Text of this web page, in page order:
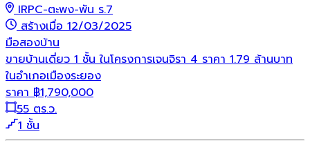
IRPC-ตะพง-พัน ร.7
สร้างเมื่อ 12/03/2025
มือสองบ้าน
ขายบ้านเดี่ยว 1 ชั้น ในโครงการเจนจิรา 4 ราคา 1.79 ล้านบาท
ในอำเภอเมืองระยอง
ราคา ฿1,790,000
55 ตร.ว.
1 ชั้น